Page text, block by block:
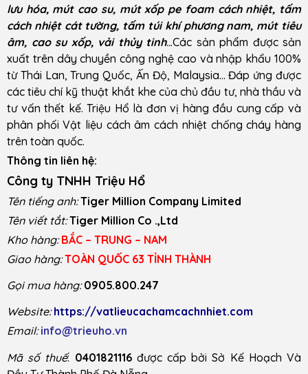
lưu hóa, mút cao su, mút xốp pe foam cách nhiệt, tấm
cách nhiệt cát tường, tấm túi khí phương nam, mút tiêu
âm, cao su xốp, vải thủy tinh...Các sản phẩm được sản
xuất trên dây chuyền công nghệ cao và nhập khẩu 100%
từ Thái Lan, Trung Quốc, Ấn Độ, Malaysia… Đáp ứng được
các tiêu chí kỹ thuật khắt khe của chủ đầu tư, nhà thầu và
tư vấn thết kế. Triệu Hổ là đơn vị hàng đầu cung cấp và
phân phối Vật liệu cách âm cách nhiệt chống cháy hàng
trên toàn quốc.
Thông tin liên hệ:
Công ty TNHH Triệu Hổ
Tên tiếng anh: Tiger Million Company Limited
Tên viết tắt: Tiger Million Co .,Ltd
Kho hàng: BẮC – TRUNG – NAM
Giao hàng: TOÀN QUỐC 63 TỈNH THÀNH
Gọi mua hàng: 0905.800.247
Website: https://vatlieucachamcachnhiet.com
Email: info@trieuho.vn
Mã số thuế: 0401821116được cấp bởi Sở Kế Hoạch Và